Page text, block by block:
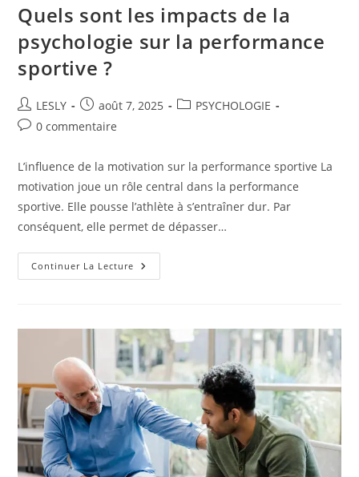
Quels sont les impacts de la
psychologie sur la performance
sportive ?
Auteur/autrice
de
LESLY
Publication
publiée :
août 7, 2025
PostPSYCHOLOGIE
Commentaires
la
publication :
0 commentaire
L’influence de la motivation sur la performance sportive La
motivation joue un rôle central dans la performance
sportive. Elle pousse l’athlète à s’entraîner dur. Par
conséquent, elle permet de dépasser…
Continuer La Lecture Quels
Sont
Psychologie
Sur
La
Performance
Sportive
?